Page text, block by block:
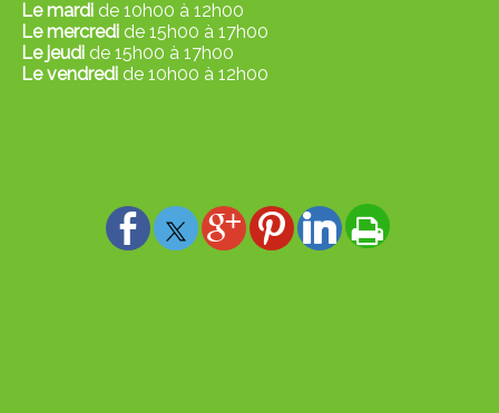
Le mardide 10h00 à 12h00
Le mercredide 15h00 à 17h00
Le jeudide 15h00 à 17h00
Le vendredide 10h00 à 12h00